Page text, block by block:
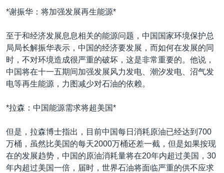
*谢振华：将加强发展再生能源*
至于和经济发展息息相关的能源问题，中国国家环境保护总
局局长解振华表示，中国的经济要发展，而如何在发展的同
时，不对环境造成很严重的破坏，这是非常重要的。他说，
中国将在十一五期间加强发展风力发电、潮汐发电、沼气发
电等再生能源，力图减少对石油的依赖。
*拉森：中国能源需求将超美国*
但是，拉森博士指出，目前中国每日消耗原油已经达到700
万桶，虽然比美国的每天2000万桶还差一截，但是如果按现
在的发展趋势，中国的原油消耗量将在20年内超过美国，30
年内超过美国一倍，届时，世界石油将面临严重的供不应求